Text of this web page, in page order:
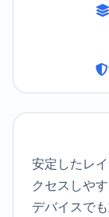
安定したレ
クセスしや
デバイスで